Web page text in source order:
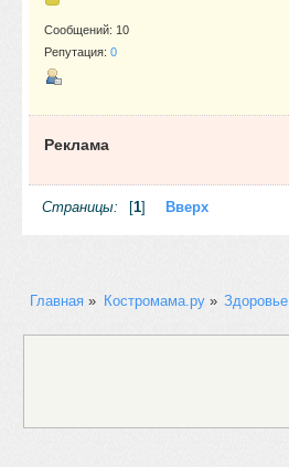
Сообщений: 10
Репутация: 0
Реклама
Страницы: 1 Вверх
Главная » Костромама.ру» Здоровье